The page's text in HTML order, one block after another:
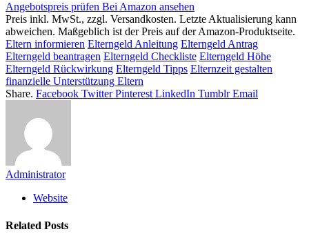
Angebotspreis prüfen Bei Amazon ansehen
Preis inkl. MwSt., zzgl. Versandkosten. Letzte Aktualisierung kann
abweichen. Maßgeblich ist der Preis auf der Amazon-Produktseite.
Eltern informieren Elterngeld Anleitung Elterngeld Antrag
Elterngeld beantragen Elterngeld Checkliste Elterngeld Höhe
Elterngeld Rückwirkung Elterngeld Tipps Elternzeit gestalten
finanzielle Unterstützung Eltern
Share. Facebook Twitter Pinterest LinkedIn Tumblr Email
Administrator
Website
Related Posts